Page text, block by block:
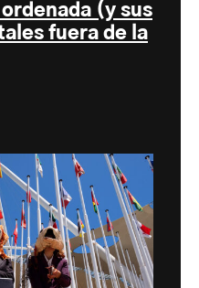
(y sus
fuera de la